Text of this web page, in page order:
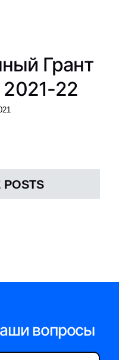
Грант
2021-22
POSTS
вопросы